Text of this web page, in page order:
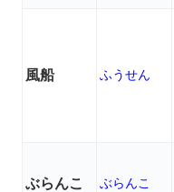
風船 ふうせん
ぶらんこ ぶらんこ